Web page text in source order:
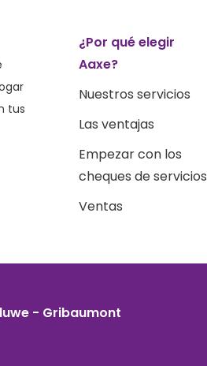
tus
¿Por qué elegir
Aaxe?
Nuestros servicios
Las ventajas
Empezar con los
cheques de servicios
Ventas
- Gribaumont